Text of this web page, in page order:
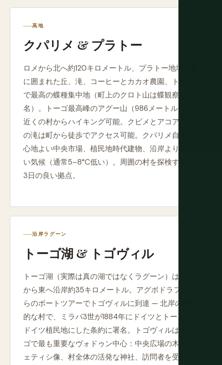
高地
クパリメ & プラトー
ロメから北へ約120キロメートル、プラトー地域：森
に囲まれた丘、滝、コーヒーとカカオ農園、トーゴ
で最高の蝶種集中地（町上のクロト山は蝶観察で有
名）。トーゴ最高峰のアグー山（986メートル）は
近くの村からハイキング可能。クピメとアコアヴィ
の滝は町から徒歩でアクセス可能。クパリメ自体は
心地よい中央市場、植民地時代建物、沿岸より涼し
い気候（通常5–8°C低い）。周囲の村を探検する2–
3日の良い拠点。
沿岸ラグーン
トーゴ湖 & トゴヴィル
トーゴ湖（実際は真の湖ではなくラグーン）はロメ
から東へ沿岸約35キロメートル。アグボドラフォか
らのボートツアーでトゴヴィルに到達 — 北岸の歴史
的な村で、ミラパ3世が1884年にドイツとトーゴを
ドイツ植民地にした条約に署名。トゴヴィルはトー
ゴで最も重要なヴォドゥン中心：中央広場の木製フ
ェティシ像、村全体の活発な神社、訪問者を受け入